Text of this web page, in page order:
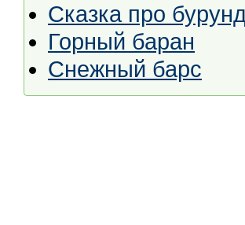
Сказка про
Горный баран
Снежный барс